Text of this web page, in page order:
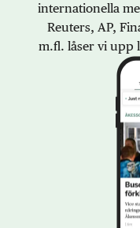
internationella
Reuters, AP,
m.fl. låser vi upp